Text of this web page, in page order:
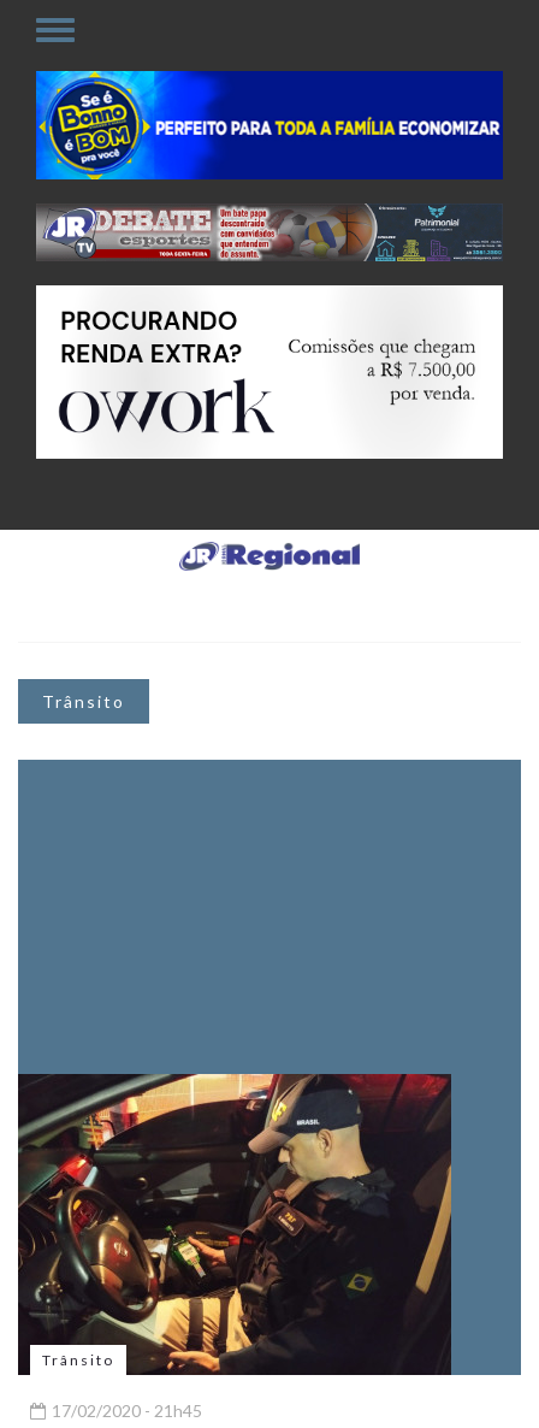
Trânsito
Trânsito
17/02/2020 - 21h45